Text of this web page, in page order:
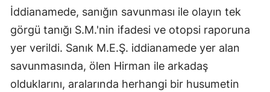
İddianamede, sanığın savunması ile olayın tek
görgü tanığı S.M.'nin ifadesi ve otopsi raporuna
yer verildi. Sanık M.E.Ş. iddianamede yer alan
savunmasında, ölen Hirman ile arkadaş
olduklarını, aralarında herhangi bir husumetin